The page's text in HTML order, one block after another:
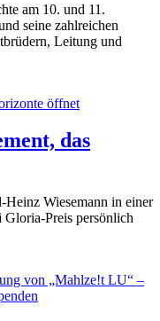
am 10. und 11.
seine zahlreichen
Leitung und
das
Wiesemann in einer
Preis persönlich